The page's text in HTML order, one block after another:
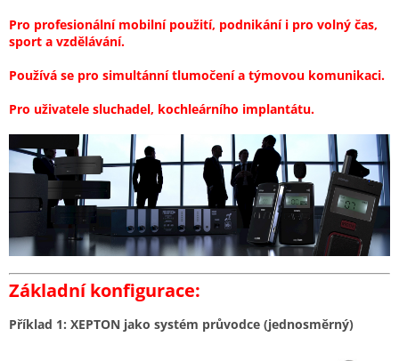
Pro profesionální mobilní použití, podnikání i pro volný čas,
sport a vzdělávání.
Používá se pro simultánní tlumočení a týmovou komunikaci.
Pro uživatele sluchadel, kochleárního implantátu.
Základní konfigurace:
Příklad 1: XEPTON jako systém průvodce (jednosměrný)